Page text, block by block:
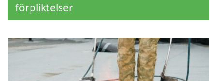
förpliktelser